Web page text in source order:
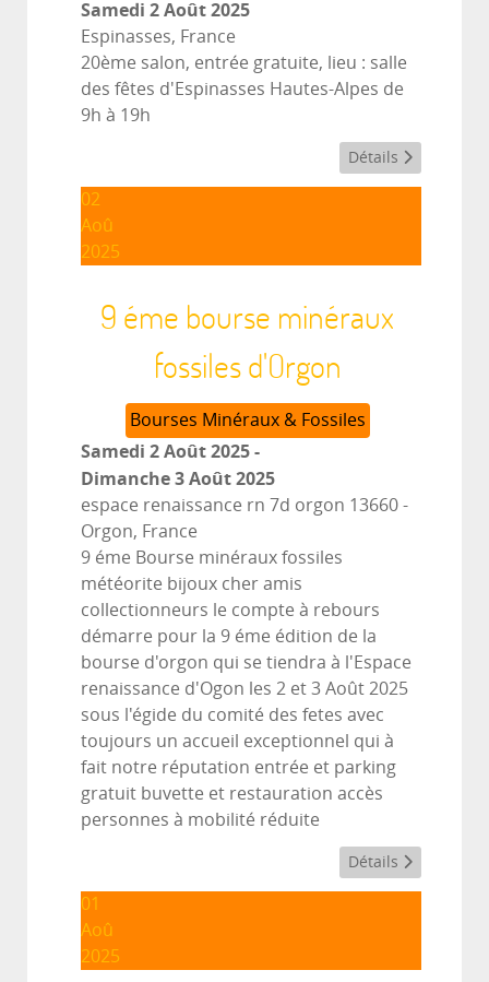
Samedi 2 Août 2025
Espinasses, France
20ème salon, entrée gratuite, lieu : salle
des fêtes d'Espinasses Hautes-Alpes de
9h à 19h
Détails
02
Aoû
2025
9 éme bourse minéraux
fossiles d'Orgon
Bourses Minéraux & Fossiles
Samedi 2 Août 2025-
Dimanche 3 Août 2025
espace renaissance rn 7d orgon 13660 -
Orgon, France
9 éme Bourse minéraux fossiles
météorite bijoux cher amis
collectionneurs le compte à rebours
démarre pour la 9 éme édition de la
bourse d'orgon qui se tiendra à l'Espace
renaissance d'Ogon les 2 et 3 Août 2025
sous l'égide du comité des fetes avec
toujours un accueil exceptionnel qui à
fait notre réputation entrée et parking
gratuit buvette et restauration accès
personnes à mobilité réduite
Détails
01
Aoû
2025